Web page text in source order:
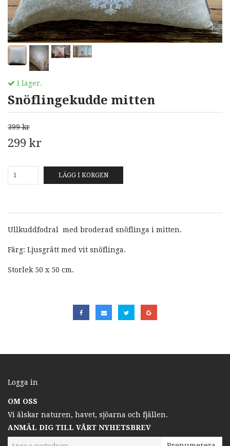
I lager.
Snöflingekudde mitten
399 kr
299 kr
LÄGG I KORGEN
Ullkuddfodral med broderad snöflinga i mitten.
Färg: Ljusgrått med vit snöflinga.
Storlek 50 x 50 cm.
Logga in
OM OSS
Vi älskar naturen, havet, sjöarna och fjällen.
ANMÄL DIG TILL VÅRT NYHETSBREV